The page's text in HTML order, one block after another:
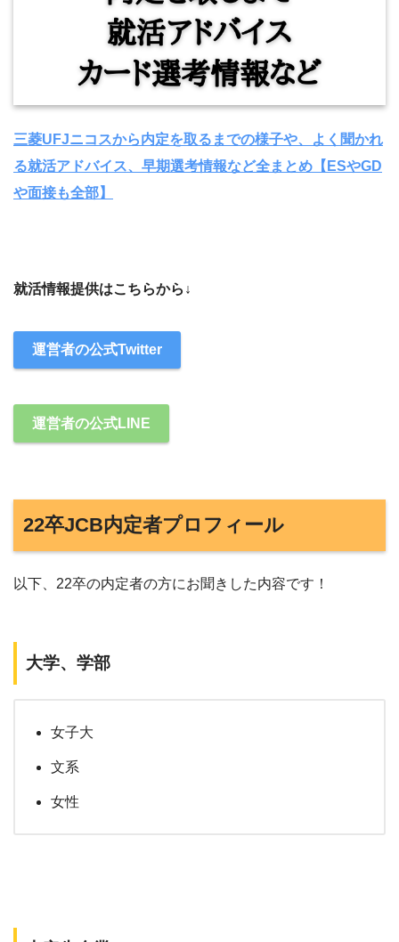
三菱UFJニコスから内定を取るまでの様子や、よく聞かれ
る就活アドバイス、早期選考情報など全まとめ【ESやGD
や面接も全部】
就活情報提供はこちらから↓
運営者の公式Twitter
運営者の公式LINE
22卒JCB内定者プロフィール
以下、22卒の内定者の方にお聞きした内容です！
大学、学部
女子大
文系
女性